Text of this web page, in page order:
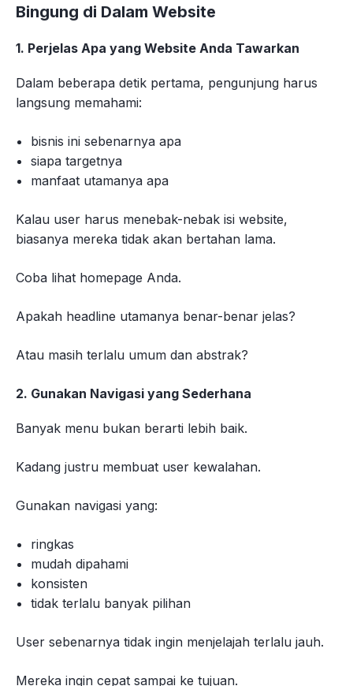
Bingung di Dalam Website
1. Perjelas Apa yang Website Anda Tawarkan
Dalam beberapa detik pertama, pengunjung harus
langsung memahami:
bisnis ini sebenarnya apa
siapa targetnya
manfaat utamanya apa
Kalau user harus menebak-nebak isi website,
biasanya mereka tidak akan bertahan lama.
Coba lihat homepage Anda.
Apakah headline utamanya benar-benar jelas?
Atau masih terlalu umum dan abstrak?
2. Gunakan Navigasi yang Sederhana
Banyak menu bukan berarti lebih baik.
Kadang justru membuat user kewalahan.
Gunakan navigasi yang:
ringkas
mudah dipahami
konsisten
tidak terlalu banyak pilihan
User sebenarnya tidak ingin menjelajah terlalu jauh.
Mereka ingin cepat sampai ke tujuan.